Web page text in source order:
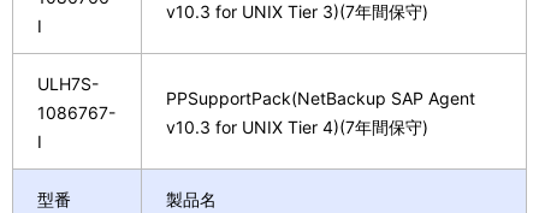
I
v10.3 for UNIX Tier 3)(7年間保守)
ULH7S-
1086767-
I
PPSupportPack(NetBackup SAP Agent
v10.3 for UNIX Tier 4)(7年間保守)
型番 製品名